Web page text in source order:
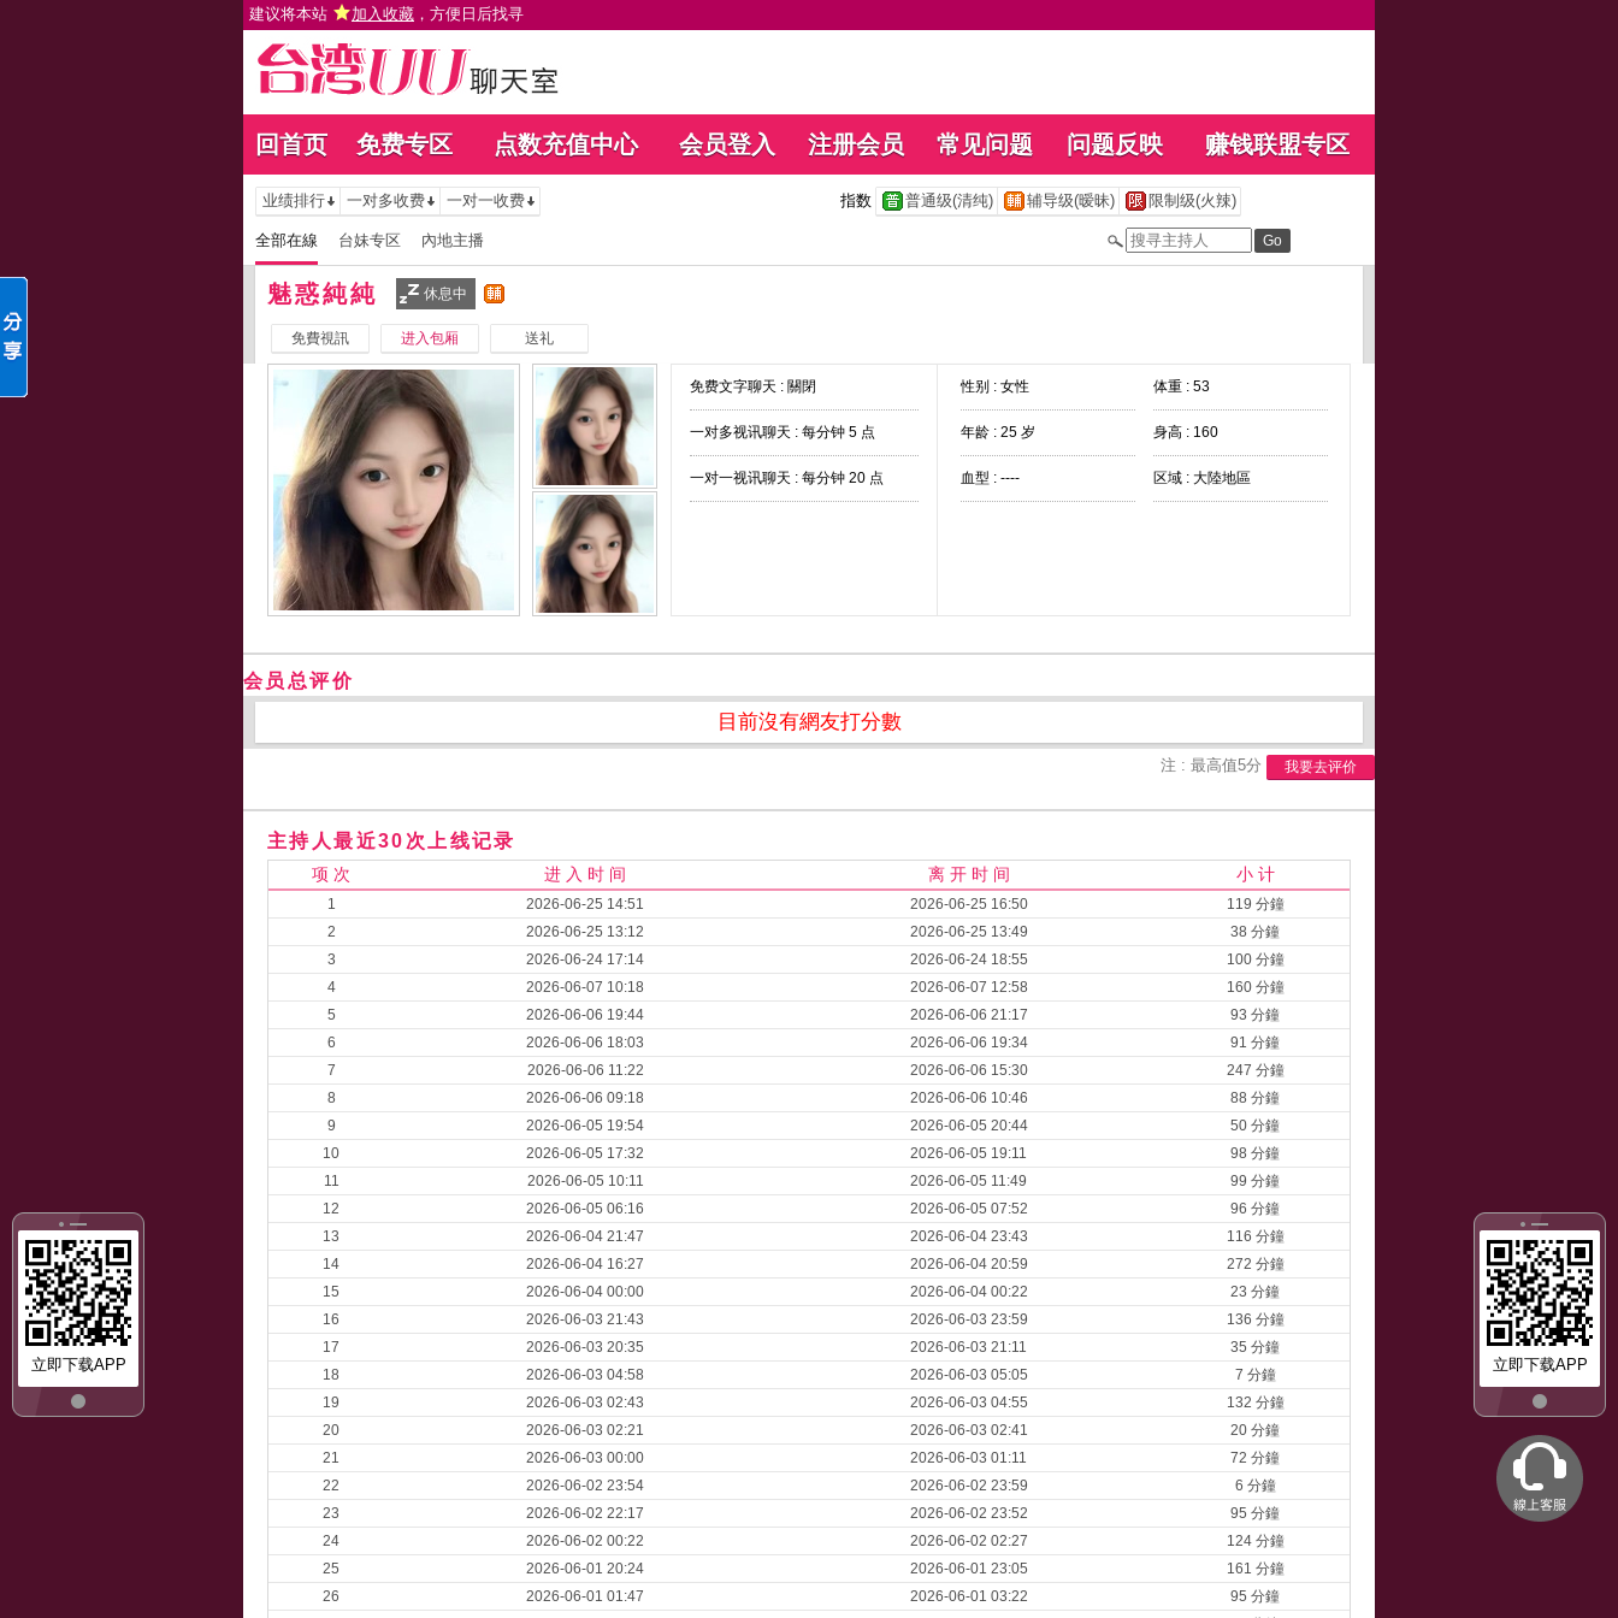
建议将本站 加入收藏 ，方便日后找寻
回首页 免费专区 点数充值中心 会员登入 注册会员 常见问题 问题反映 赚钱联盟专区
立即下载APP
立即下载APP
业绩排行 一对多收费 一对一收费 指数 普通级(清纯) 辅导级(暧昧) 限制级(火辣)
全部在線 台妹专区 內地主播
魅惑純純 休息中
免費視訊 进入包厢 送礼
免费文字聊天 : 關閉
一对多视讯聊天 : 每分钟 5 点
一对一视讯聊天 : 每分钟 20 点
性别 : 女性 体重 : 53
年龄 : 25 岁 身高 : 160
血型 : ---- 区域 : 大陸地區
会员总评价
目前沒有網友打分數
注 : 最高值5分 我要去评价
主持人最近30次上线记录
项 次 进 入 时 间 离 开 时 间 小 计
1 2026-06-25 14:51 2026-06-25 16:50
119 分鐘
2
2026-06-25 13:12 2026-06-25 13:49
38 分鐘
3
2026-06-24 17:14 2026-06-24 18:55
100 分鐘
4
2026-06-07 10:18 2026-06-07 12:58
160 分鐘
5
2026-06-06 19:44 2026-06-06 21:17
93 分鐘
6
2026-06-06 18:03 2026-06-06 19:34
91 分鐘
7
2026-06-06 11:22 2026-06-06 15:30
247 分鐘
8
2026-06-06 09:18 2026-06-06 10:46
88 分鐘
9
2026-06-05 19:54 2026-06-05 20:44
50 分鐘
10
2026-06-05 17:32 2026-06-05 19:11
98 分鐘
11
2026-06-05 10:11 2026-06-05 11:49
99 分鐘
12
2026-06-05 06:16 2026-06-05 07:52
96 分鐘
13
2026-06-04 21:47 2026-06-04 23:43
116 分鐘
14
2026-06-04 16:27 2026-06-04 20:59
272 分鐘
15
2026-06-04 00:00 2026-06-04 00:22
23 分鐘
16
2026-06-03 21:43 2026-06-03 23:59
136 分鐘
17
2026-06-03 20:35 2026-06-03 21:11
35 分鐘
18
2026-06-03 04:58 2026-06-03 05:05
7 分鐘
19
2026-06-03 02:43 2026-06-03 04:55
132 分鐘
20
2026-06-03 02:21 2026-06-03 02:41
20 分鐘
21
2026-06-03 00:00 2026-06-03 01:11
72 分鐘
22
2026-06-02 23:54 2026-06-02 23:59
6 分鐘
23
2026-06-02 22:17 2026-06-02 23:52
95 分鐘
24
2026-06-02 00:22 2026-06-02 02:27
124 分鐘
25
2026-06-01 20:24 2026-06-01 23:05
161 分鐘
26
2026-06-01 01:47 2026-06-01 03:22
95 分鐘